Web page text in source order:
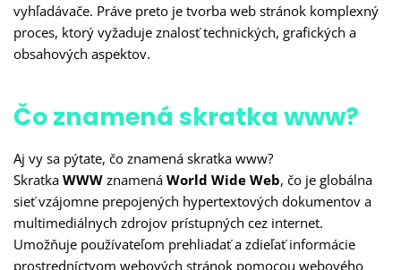
vyhľadávače. Práve preto je tvorba web stránok komplexný
proces, ktorý vyžaduje znalosť technických, grafických a
obsahových aspektov.
Čo znamená skratka www?
Aj vy sa pýtate, čo znamená skratka www?
Skratka WWW znamená World Wide Web, čo je globálna
sieť vzájomne prepojených hypertextových dokumentov a
multimediálnych zdrojov prístupných cez internet.
Umožňuje používateľom prehliadať a zdieľať informácie
prostredníctvom webových stránok pomocou webového